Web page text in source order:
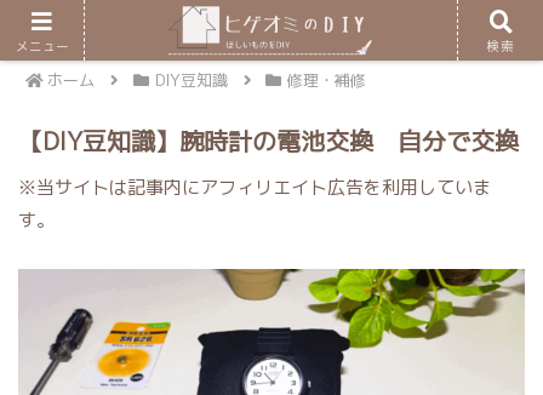
ホーム DIY豆知識 修理・補修
【DIY豆知識】腕時計の電池交換 自分で交換
※当サイトは記事内にアフィリエイト広告を利用していま
す。
メニュー 検索